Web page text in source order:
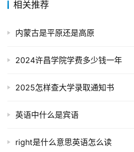
相关推荐
内蒙古是平原还是高原
2024许昌学院学费多少钱一年
2025怎样查大学录取通知书
英语中什么是宾语
right是什么意思英语怎么读